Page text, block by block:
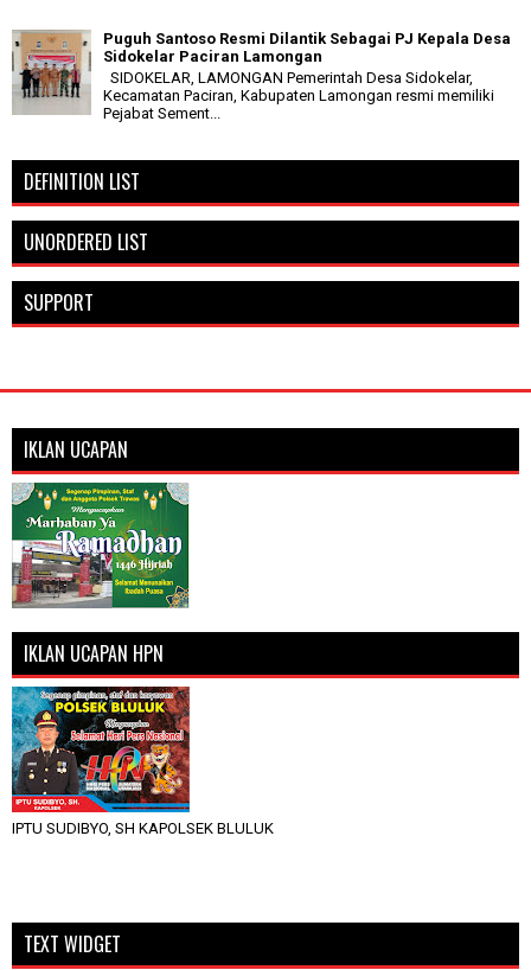
Puguh Santoso Resmi Dilantik Sebagai PJ Kepala Desa
Sidokelar Paciran Lamongan
SIDOKELAR, LAMONGAN Pemerintah Desa Sidokelar,
Kecamatan Paciran, Kabupaten Lamongan resmi memiliki
Pejabat Sement...
DEFINITION LIST
UNORDERED LIST
SUPPORT
IKLAN UCAPAN
IKLAN UCAPAN HPN
IPTU SUDIBYO, SH KAPOLSEK BLULUK
TEXT WIDGET